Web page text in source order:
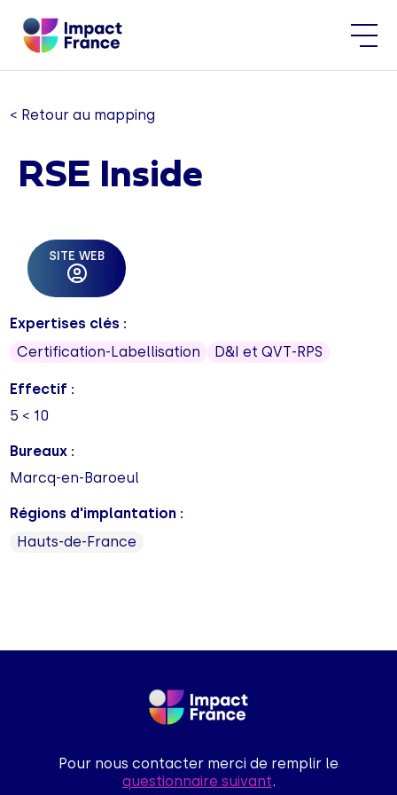
< Retour au mapping
RSE Inside
SITE WEB
Expertises clés :
Certification-Labellisation
D&I et QVT-RPS
Effectif :
5 < 10
Bureaux :
Marcq-en-Baroeul
Régions d'implantation :
Hauts-de-France
Pour nous contacter merci de remplir le
questionnaire suivant.